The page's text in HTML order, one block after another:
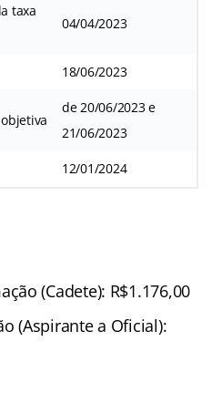
taxa
04/04/2023
18/06/2023
de 20/06/2023 e
21/06/2023
12/01/2024
(Cadete): R$1.176,00
(Aspirante a Oficial):